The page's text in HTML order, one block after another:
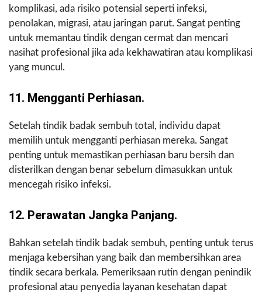
komplikasi, ada risiko potensial seperti infeksi,
penolakan, migrasi, atau jaringan parut. Sangat penting
untuk memantau tindik dengan cermat dan mencari
nasihat profesional jika ada kekhawatiran atau komplikasi
yang muncul.
11. Mengganti Perhiasan.
Setelah tindik badak sembuh total, individu dapat
memilih untuk mengganti perhiasan mereka. Sangat
penting untuk memastikan perhiasan baru bersih dan
disterilkan dengan benar sebelum dimasukkan untuk
mencegah risiko infeksi.
12. Perawatan Jangka Panjang.
Bahkan setelah tindik badak sembuh, penting untuk terus
menjaga kebersihan yang baik dan membersihkan area
tindik secara berkala. Pemeriksaan rutin dengan penindik
profesional atau penyedia layanan kesehatan dapat